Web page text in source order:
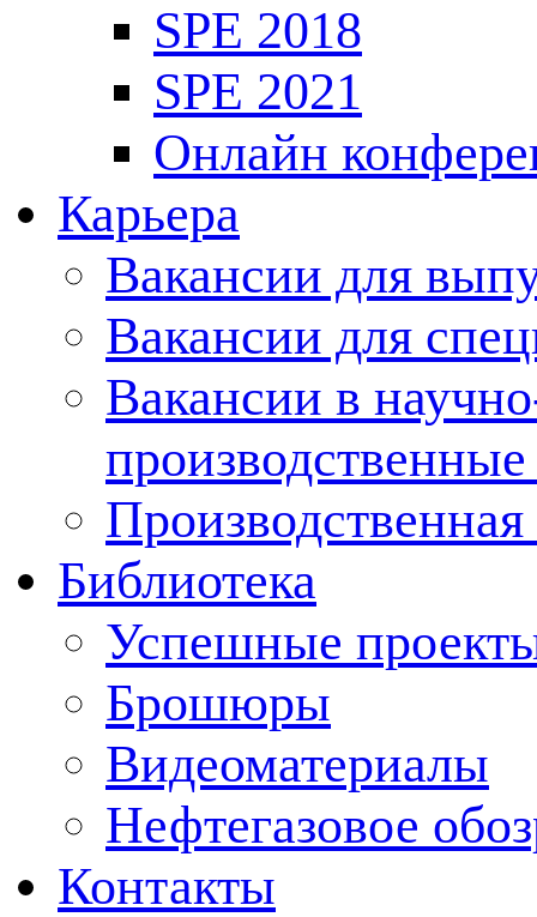
SPE 2018
SPE 2021
Онлайн
Карьера
Вакансии для
Вакансии для
Вакансии в
Производственная
Библиотека
Успешные
Брошюры
Видеоматериалы
Нефтегазовое
Контакты